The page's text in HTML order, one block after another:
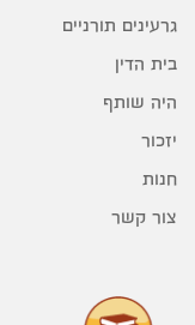
גרעינים תורניים
בית הדין
היה שותף
יזכור
חנות
צור קשר